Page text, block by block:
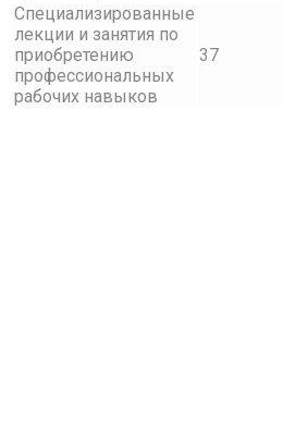
Специализированные
лекции и занятия по
приобретению
профессиональных
рабочих навыков
37